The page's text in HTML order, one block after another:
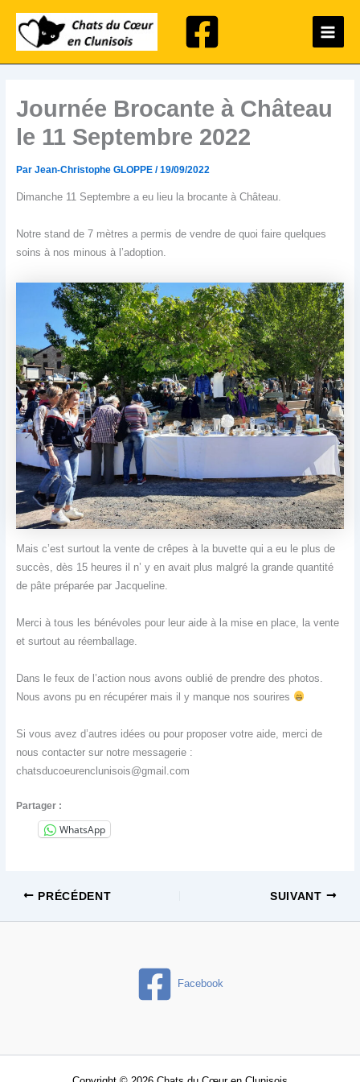
contenu
Main
Menu
Journée Brocante à Château
le 11 Septembre 2022
Par Jean-Christophe GLOPPE /19/09/2022
Dimanche 11 Septembre a eu lieu la brocante à Château.
Notre stand de 7 mètres a permis de vendre de quoi faire quelques
soins à nos minous à l’adoption.
Mais c’est surtout la vente de crêpes à la buvette qui a eu le plus de
succès, dès 15 heures il n’ y en avait plus malgré la grande quantité
de pâte préparée par Jacqueline.
Merci à tous les bénévoles pour leur aide à la mise en place, la vente
et surtout au réemballage.
Dans le feux de l’action nous avons oublié de prendre des photos.
Nous avons pu en récupérer mais il y manque nos sourires
Si vous avez d’autres idées ou pour proposer votre aide, merci de
nous contacter sur notre messagerie :
chatsducoeurenclunisois@gmail.com
Partager :
WhatsApp
PRÉCÉDENT SUIVANT
Facebook